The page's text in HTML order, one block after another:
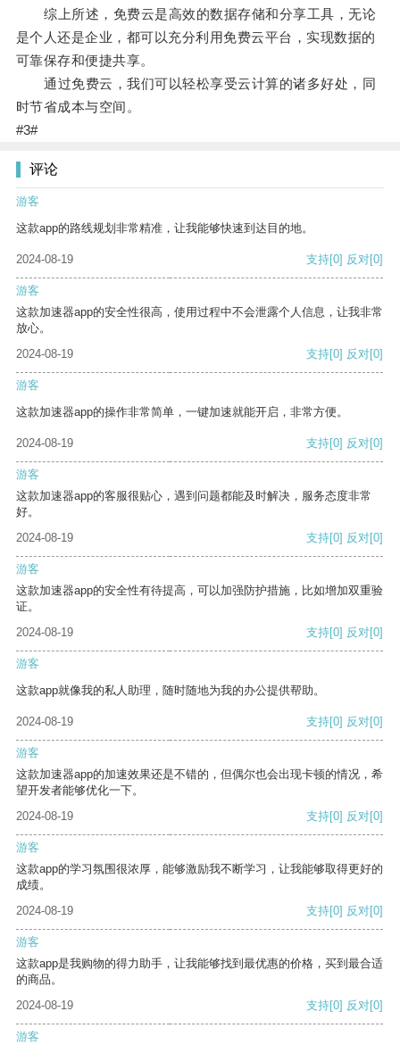
综上所述，免费云是高效的数据存储和分享工具，无论
是个人还是企业，都可以充分利用免费云平台，实现数据的
可靠保存和便捷共享。
通过免费云，我们可以轻松享受云计算的诸多好处，同
时节省成本与空间。
#3#
评论
游客
这款app的路线规划非常精准，让我能够快速到达目的地。
2024-08-19 支持[0] 反对[0]
游客
这款加速器app的安全性很高，使用过程中不会泄露个人信息，让我非常
放心。
2024-08-19
支持[0] 反对[0]
游客
这款加速器app的操作非常简单，一键加速就能开启，非常方便。
2024-08-19 支持[0] 反对[0]
游客
这款加速器app的客服很贴心，遇到问题都能及时解决，服务态度非常
好。
2024-08-19
支持[0] 反对[0]
游客
这款加速器app的安全性有待提高，可以加强防护措施，比如增加双重验
证。
2024-08-19
支持[0] 反对[0]
游客
这款app就像我的私人助理，随时随地为我的办公提供帮助。
2024-08-19 支持[0] 反对[0]
游客
这款加速器app的加速效果还是不错的，但偶尔也会出现卡顿的情况，希
望开发者能够优化一下。
2024-08-19
支持[0] 反对[0]
游客
这款app的学习氛围很浓厚，能够激励我不断学习，让我能够取得更好的
成绩。
2024-08-19
支持[0] 反对[0]
游客
这款app是我购物的得力助手，让我能够找到最优惠的价格，买到最合适
的商品。
2024-08-19
支持[0] 反对[0]
游客